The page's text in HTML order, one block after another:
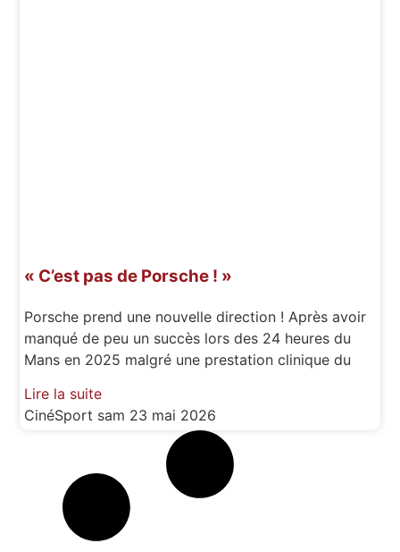
« C’est pas de Porsche ! »
Porsche prend une nouvelle direction ! Après avoir
manqué de peu un succès lors des 24 heures du
Mans en 2025 malgré une prestation clinique du
Lire la suite
CinéSport sam 23 mai 2026